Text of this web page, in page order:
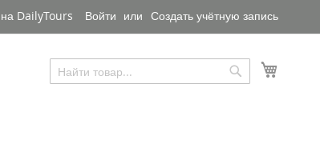
DailyTours Войти Создать учётную запись
Поиск